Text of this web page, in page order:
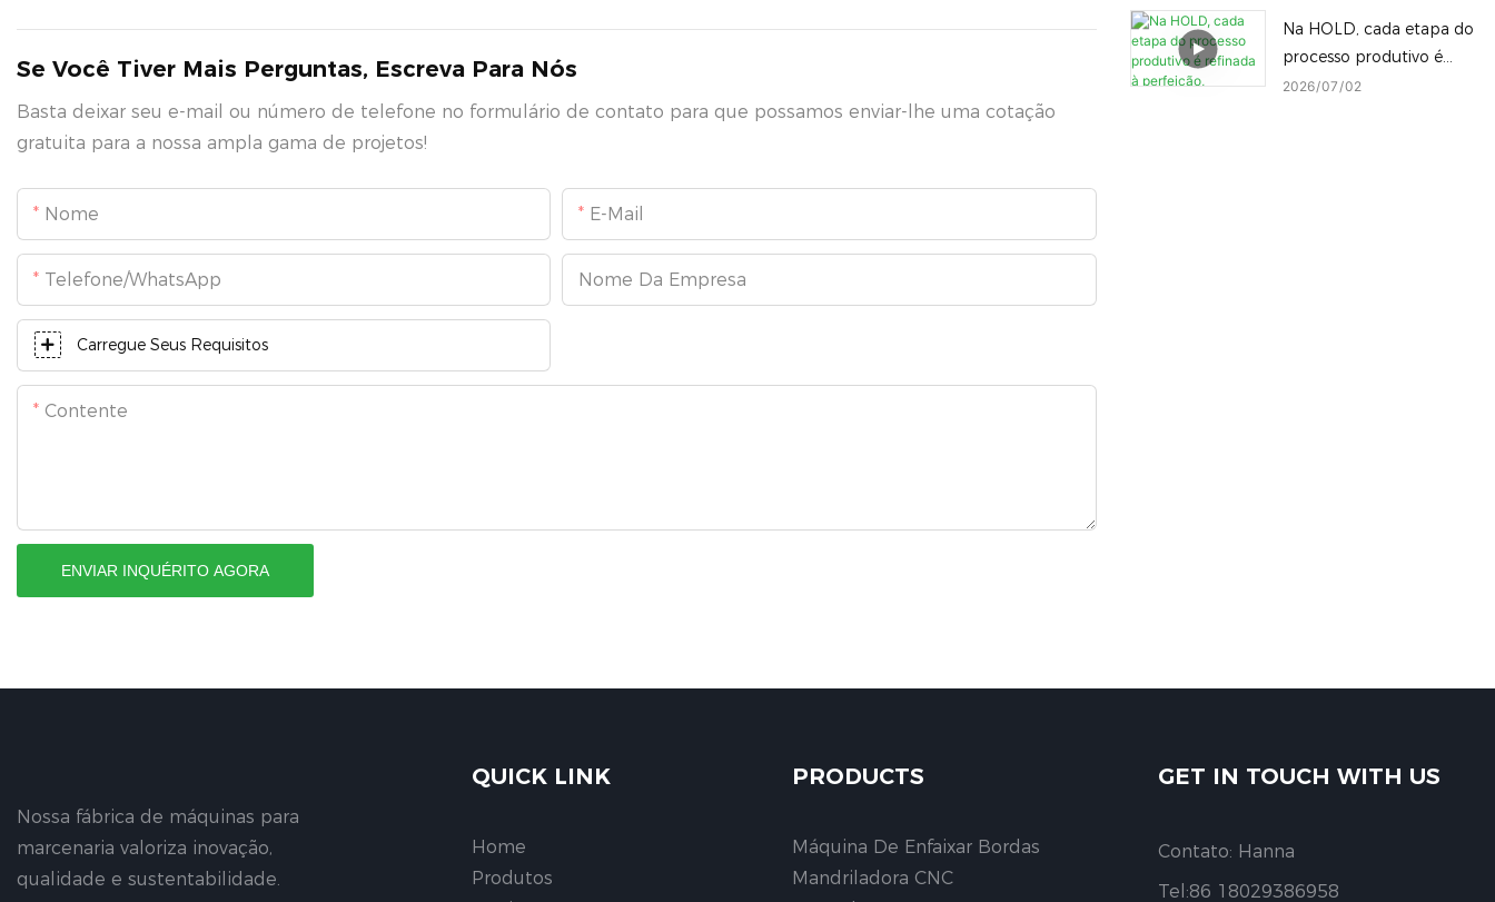
Se Você Tiver Mais Perguntas, Escreva Para Nós
Basta deixar seu e-mail ou número de telefone no formulário de contato para que possamos enviar-lhe uma cotação
gratuita para a nossa ampla gama de projetos!
Nome E-Mail
Telefone/WhatsApp Nome Da Empresa
Carregue Seus Requisitos
Contente
ENVIAR INQUÉRITO AGORA
até os melhores painéis
serão desperdiçados!
Na HOLD, cada etapa do
processo produtivo é
refinada à perfeição,
2026 07 02
Nossa fábrica de máquinas para
marcenaria valoriza inovação,
qualidade e sustentabilidade.
QUICK LINK
Home
Produtos
PRODUCTS
Máquina De Enfaixar Bordas
Mandriladora CNC
GET IN TOUCH WITH US
Contato: Hanna
Tel:86 18029386958